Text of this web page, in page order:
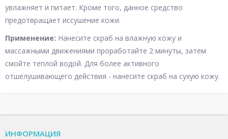
увлажняет и питает. Кроме того, данное средство
предотвращает иссушение кожи.
Применение: Нанесите скраб на влажную кожу и
массажными движениями проработайте 2 минуты, затем
смойте теплой водой. Для более активного
отшелушивающего действия - нанесите скраб на сухую кожу.
ИНФОРМАЦИЯ